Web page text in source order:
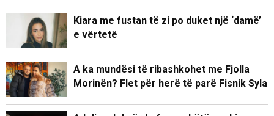
Kiara me fustan të zi po duket një ‘damë’
e vërtetë
A ka mundësi të ribashkohet me Fjolla
Morinën? Flet për herë të parë Fisnik Syla